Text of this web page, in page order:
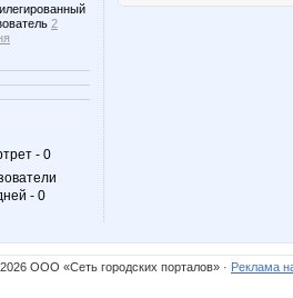
2
- 0
- 0
ООО «Сеть городских порталов» · Реклама